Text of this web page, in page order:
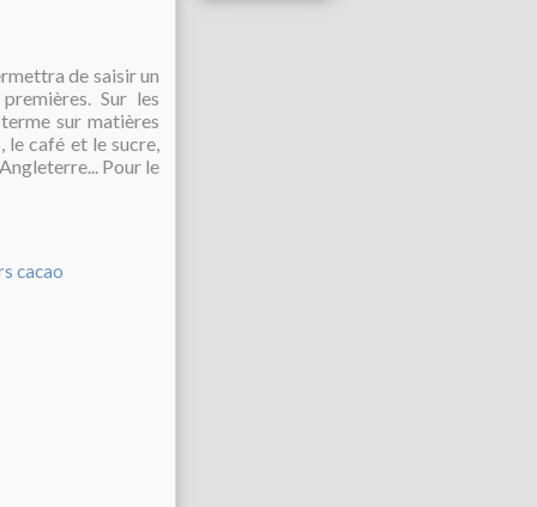
de saisir un
Sur les
sur matières
le café et le sucre,
Pour le